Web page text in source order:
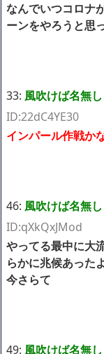
なんでいつコロナ
ーンをやろうと思
33: 風吹けば名無し
ID:22dC4YE30
インパール作戦か
46: 風吹けば名無し
ID:qXkQxJMod
やってる最中に大
らかに兆候あった
今さらて
49: 風吹けば名無し